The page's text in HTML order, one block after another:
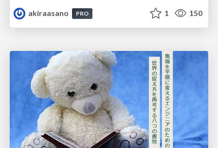
akiraasano
PRO 1 150